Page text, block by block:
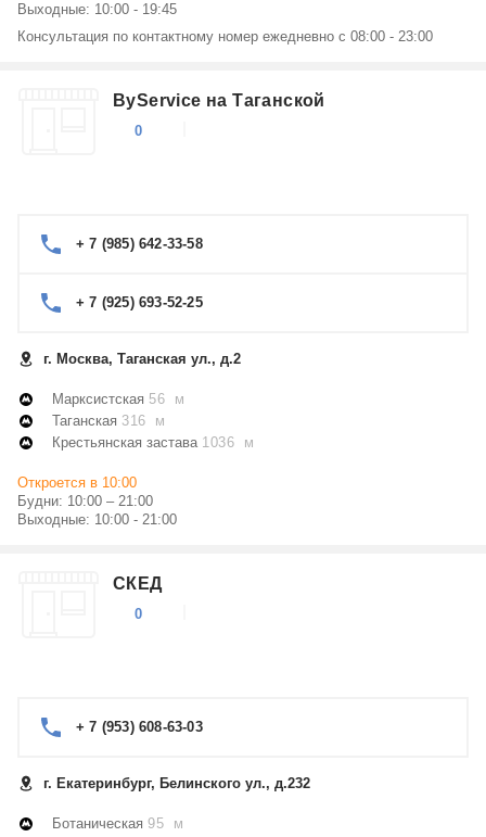
Выходные: 10:00 - 19:45
Консультация по контактному номер ежедневно с 08:00 - 23:00
ByService на Таганской
0
+ 7 (985) 642-33-58
+ 7 (925) 693-52-25
г. Москва, Таганская ул., д.2
Марксистская 56 м
Таганская 316 м
Крестьянская застава 1036 м
Откроется в 10:00
Будни: 10:00 – 21:00
Выходные: 10:00 - 21:00
СКЕД
0
+ 7 (953) 608-63-03
г. Екатеринбург, Белинского ул., д.232
Ботаническая 95 м